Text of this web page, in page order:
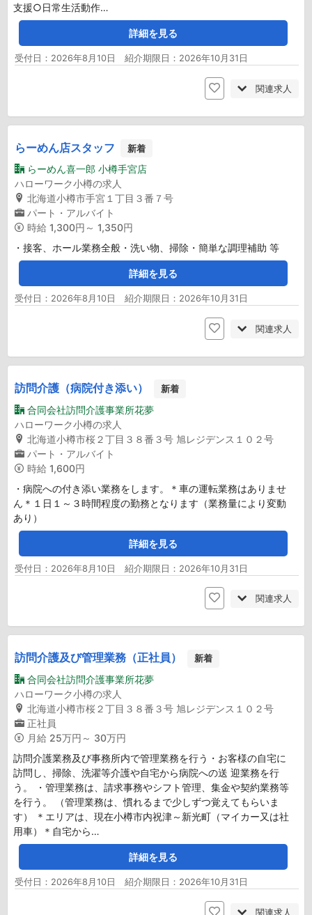
支援○日常生活動作…
詳細を見る
受付日：2026年8月10日 紹介期限日：2026年10月31日
関連求人
らーめん店スタッフ 新着
らーめん喜一郎 小樽手宮店
ハローワーク小樽の求人
北海道小樽市手宮１丁目３番７号
パート・アルバイト
時給 1,300円～ 1,350円
・接客、ホール業務全般・洗い物、掃除・簡単な調理補助 等
詳細を見る
受付日：2026年8月10日 紹介期限日：2026年10月31日
関連求人
訪問介護（病院付き添い） 新着
合同会社訪問介護事業所花夢
ハローワーク小樽の求人
北海道小樽市桜２丁目３８番３号 旭レジデンス１０２号
パート・アルバイト
時給 1,600円
・病院への付き添い業務をします。＊車の運転業務はありませ
ん＊１日１～３時間程度の勤務となります（業務量により変動
あり）
詳細を見る
受付日：2026年8月10日 紹介期限日：2026年10月31日
関連求人
訪問介護及び管理業務（正社員） 新着
合同会社訪問介護事業所花夢
ハローワーク小樽の求人
北海道小樽市桜２丁目３８番３号 旭レジデンス１０２号
正社員
月給 25万円～ 30万円
訪問介護業務及び事務所内で管理業務を行う・お客様の自宅に
訪問し、掃除、洗濯等介護や自宅から病院への送 迎業務を行
う。 ・管理業務は、請求事務やシフト管理、集金や契約業務等
を行う。 （管理業務は、慣れるまで少しずつ覚えてもらいま
す） ＊エリアは、現在小樽市内祝津～新光町（マイカー又は社
用車）＊自宅から…
詳細を見る
受付日：2026年8月10日 紹介期限日：2026年10月31日
関連求人